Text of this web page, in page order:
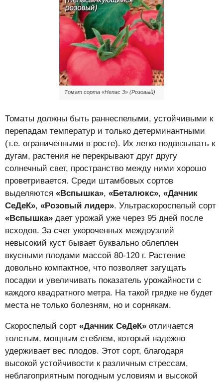
Томат сорта «Непас 3» (Розовый)
Томаты должны быть раннеспелыми, устойчивыми к
перепадам температур и только детерминантными
(т.е. ограниченными в росте). Их легко подвязывать к
дугам, растения не перекрывают друг другу
солнечный свет, пространство между ними хорошо
проветривается. Среди штамбовых сортов
выделяются «Вспышка», «Беталюкс», «Дачник
СеДеК», «Розовый лидер». Ультраскороспелый сорт
«Вспышка» дает урожай уже через 95 дней после
всходов. За счет укороченных междоузлий
невысокий куст бывает буквально облеплен
вкусными плодами массой 80-120 г. Растение
довольно компактное, что позволяет загущать
посадки и увеличивать показатель урожайности с
каждого квадратного метра. На такой грядке не будет
места не только болезням, но и сорнякам.
Скороспелый сорт «Дачник СеДеК» отличается
толстым, мощным стеблем, который надежно
удерживает вес плодов. Этот сорт, благодаря
высокой устойчивости к различным стрессам,
неблагоприятным погодным условиям и высокой